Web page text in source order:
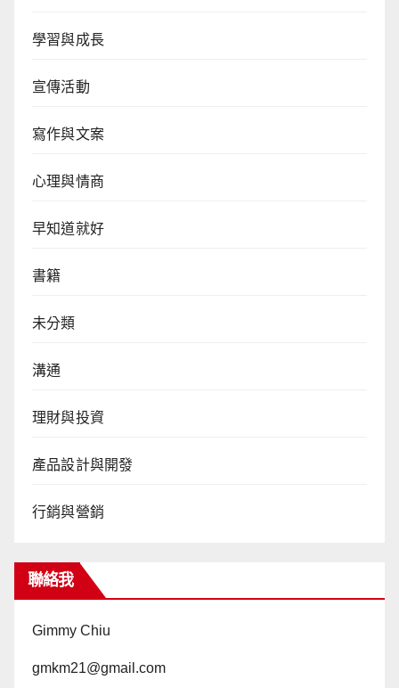
學習與成長
宣傳活動
寫作與文案
心理與情商
早知道就好
書籍
未分類
溝通
理財與投資
產品設計與開發
行銷與營銷
聯絡我
Gimmy Chiu
gmkm21@gmail.com